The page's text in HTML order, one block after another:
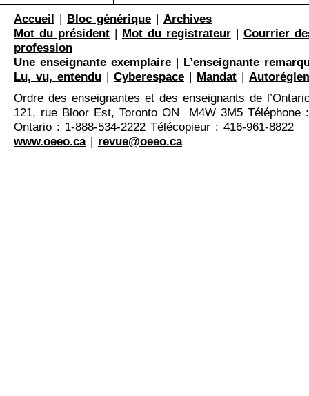
Accueil | Bloc générique | Archives
Mot du président | Mot du registrateur | Courrier
profession
Une enseignante exemplaire | L’enseignante
Lu, vu, entendu | Cyberespace | Mandat |
Ordre des enseignantes et des enseignants de
121, rue Bloor Est, Toronto ON M4W 3M5 Téléphone
Ontario : 1-888-534-2222 Télécopieur : 416-961-8822
www.oeeo.ca| revue@oeeo.ca